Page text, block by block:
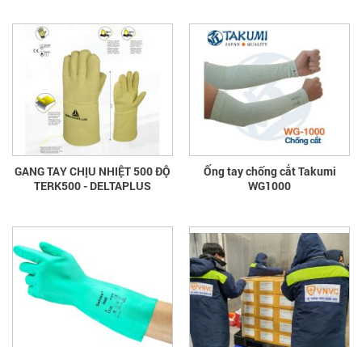
GANG TAY CHỊU NHIỆT 500 ĐỘ
TERK500 - DELTAPLUS
Ống tay chống cắt Takumi
WG1000